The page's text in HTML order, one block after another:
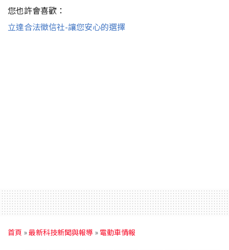
您也許會喜歡：
立達合法徵信社-讓您安心的選擇
首頁 »最新科技新聞與報導 » 電動車情報